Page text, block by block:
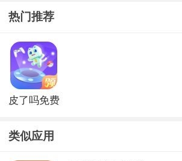
热门推荐
皮了吗免费
类似应用